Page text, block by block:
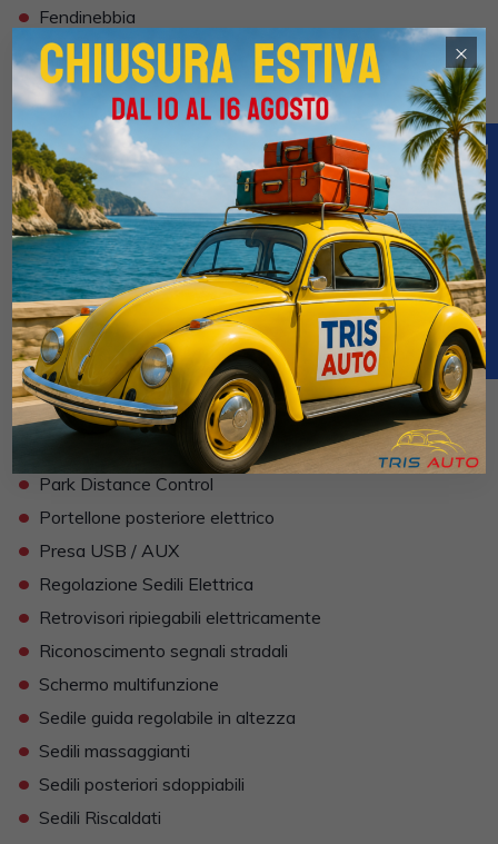
• Fendinebbia
• Frenata di emergenza assistita
• Freno di stazionamento elettrico
• Indicatore temperatura esterna
• Interni in materiale pregiato
• Interni Pelle
• Isofix
• Kit vivavoce
• Lane assist (controllo corsia)
• Leve al volante
• Limitatore di velocità
• Luci diurne LED
• Navigatore
• Park Distance Control
• Portellone posteriore elettrico
• Presa USB / AUX
• Regolazione Sedili Elettrica
• Retrovisori ripiegabili elettricamente
• Riconoscimento segnali stradali
• Schermo multifunzione
• Sedile guida regolabile in altezza
• Sedili massaggianti
• Sedili posteriori sdoppiabili
• Sedili Riscaldati
×